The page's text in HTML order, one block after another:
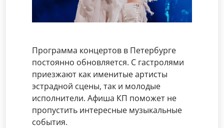
Программа концертов в Петербурге
постоянно обновляется. С гастролями
приезжают как именитые артисты
эстрадной сцены, так и молодые
исполнители. Афиша КП поможет не
пропустить интересные музыкальные
события.